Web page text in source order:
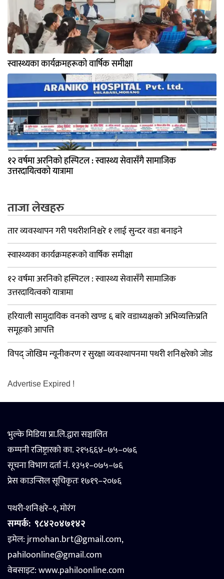
स्वास्थ्यका कार्यक्रमहरूको वार्षिक समीक्षा
१२ वर्षमा अरनिको हस्पिटल : स्वास्थ्य सेवासँगै सामाजिक
उत्तरदायित्वको यात्रामा
ताजा लेखहरु
तार व्यवस्थापन गरी पथरीशनिश्चरे १ लाई सुन्दर वडा बनाइने
स्वास्थ्यका कार्यक्रमहरूको वार्षिक समीक्षा
१२ वर्षमा अरनिको हस्पिटल : स्वास्थ्य सेवासँगै सामाजिक
उत्तरदायित्वको यात्रामा
हरियाली सामुदायिक वनको खण्ड ६ बारे वडाध्यक्षको अभिव्यक्तिप्रति
समूहको आपत्ति
विपद् जोखिम न्यूनीकरण र सुरक्षा व्यवस्थापनमा पथरी शनिश्चरेको जोड
Advertise Expired !
भुल्के मिडिया प्रा.लि.द्वारा सञ्चालित
कम्पनी रजिष्ट्रारको का. २१५६६४–७५–०७६
सूचना विभाग दर्ता नं. १३५१–०७५–७६
प्रेस काउन्सिल सूचिकृतः १७१९–२०७६
पथरी-शनिश्चरे–१, मोरंग
सम्पर्क: ९८४२०४७१४२
इमेल: jrmohan.brt@gmail.com,
pahiloonline@gmail.com
वेबसाइट:www.pahiloonline.com